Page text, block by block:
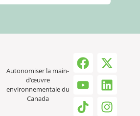
Autonomiser la main-
d’œuvre
environnementale du
Canada